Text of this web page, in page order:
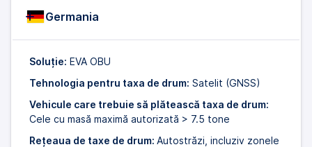
Germania
Soluție: EVA OBU
Tehnologia pentru taxa de drum: Satelit (GNSS)
Vehicule care trebuie să plătească taxa de drum:
Cele cu masă maximă autorizată > 7.5 tone
Rețeaua de taxe de drum: Autostrăzi, incluziv zonele